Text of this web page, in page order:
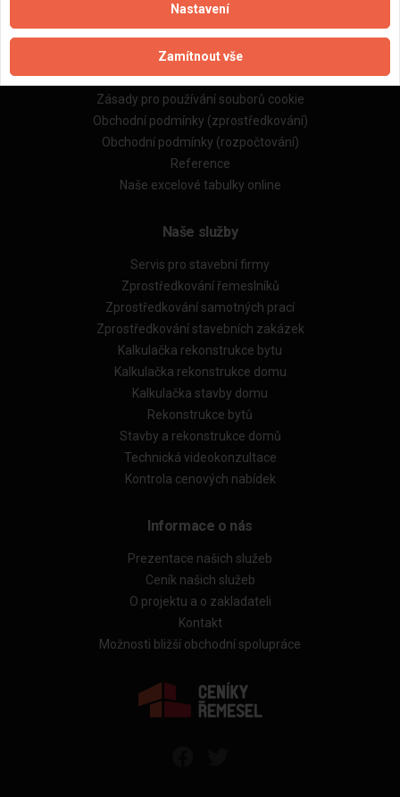
Naše firmy a řemeslníci
Zpracování a ochrana osobních údajů
Zásady pro používání souborů cookie
Obchodní podmínky (zprostředkování)
Obchodní podmínky (rozpočtování)
Reference
Naše excelové tabulky online
Naše služby
Servis pro stavební firmy
Zprostředkování řemeslníků
Zprostředkování samotných prací
Zprostředkování stavebních zakázek
Kalkulačka rekonstrukce bytu
Kalkulačka rekonstrukce domu
Kalkulačka stavby domu
Rekonstrukce bytů
Stavby a rekonstrukce domů
Technická videokonzultace
Kontrola cenových nabídek
Informace o nás
Prezentace našich služeb
Ceník našich služeb
O projektu a o zakladateli
Kontakt
Možnosti bližší obchodní spolupráce
Nastavení
Zamítnout vše